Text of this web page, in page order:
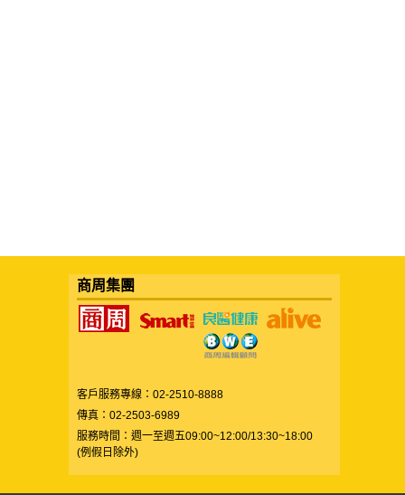
商周集團
客戶服務專線：02-2510-8888
傳真：02-2503-6989
服務時間：週一至週五09:00~12:00/13:30~18:00
(例假日除外)